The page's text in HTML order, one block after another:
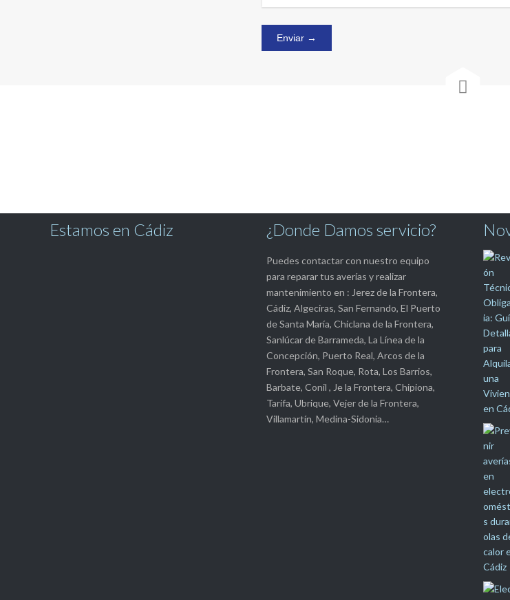
¿Donde Damos servicio?
Puedes contactar con nuestro equipo
para reparar tus averías y realizar
mantenimiento en : Jerez de la Frontera,
Cádiz, Algeciras, San Fernando, El Puerto
de Santa María, Chiclana de la Frontera,
Sanlúcar de Barrameda, La Línea de la
Concepción, Puerto Real, Arcos de la
Frontera, San Roque, Rota, Los Barrios,
Barbate, Conil , Je la Frontera, Chipiona,